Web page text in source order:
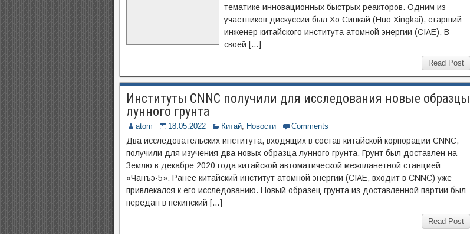
тематике инновационных быстрых реакторов. Одним из
участников дискуссии был Хо Синкай (Huo Xingkai), старший
инженер китайского института атомной энергии (CIAE). В
своей […]
Read Post
Институты CNNC получили для исследования новые образцы
лунного грунта
atom 18.05.2022 Китай, Новости Comments
Два исследовательских института, входящих в состав китайской корпорации CNNC,
получили для изучения два новых образца лунного грунта. Грунт был доставлен на
Землю в декабре 2020 года китайской автоматической межпланетной станцией
«Чанъэ-5». Ранее китайский институт атомной энергии (CIAE, входит в CNNC) уже
привлекался к его исследованию. Новый образец грунта из доставленной партии был
передан в пекинский […]
Read Post